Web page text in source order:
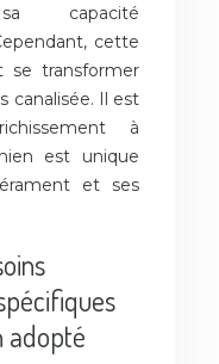
capacité
cette
se transformer
canalisée. Il est
à
est unique
et ses
adopté